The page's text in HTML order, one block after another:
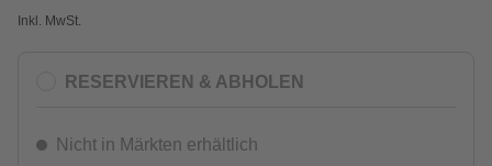
Inkl. MwSt.
RESERVIEREN & ABHOLEN
Nicht in Märkten erhältlich